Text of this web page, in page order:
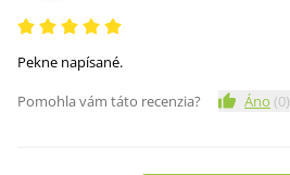
Pekne napísané.
Pomohla vám táto recenzia?
Áno (0)